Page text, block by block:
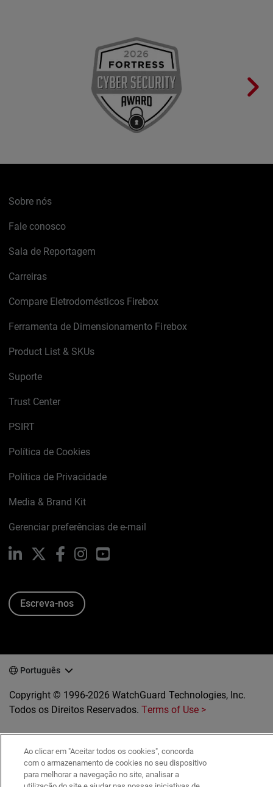
Sobre nós
Fale conosco
Sala de Reportagem
Carreiras
Compare Eletrodomésticos Firebox
Ferramenta de Dimensionamento Firebox
Product List & SKUs
Suporte
Trust Center
PSIRT
Política de Cookies
Política de Privacidade
Media & Brand Kit
Gerenciar preferências de e-mail
LinkedIn FacebookInstagramYouTube
Escreva-nos
Português
Copyright © 1996-2026 WatchGuard Technologies, Inc.
Todos os Direitos Reservados.Terms of Use >
Ao clicar em "Aceitar todos os cookies", concorda
com o armazenamento de cookies no seu dispositivo
para melhorar a navegação no site, analisar a